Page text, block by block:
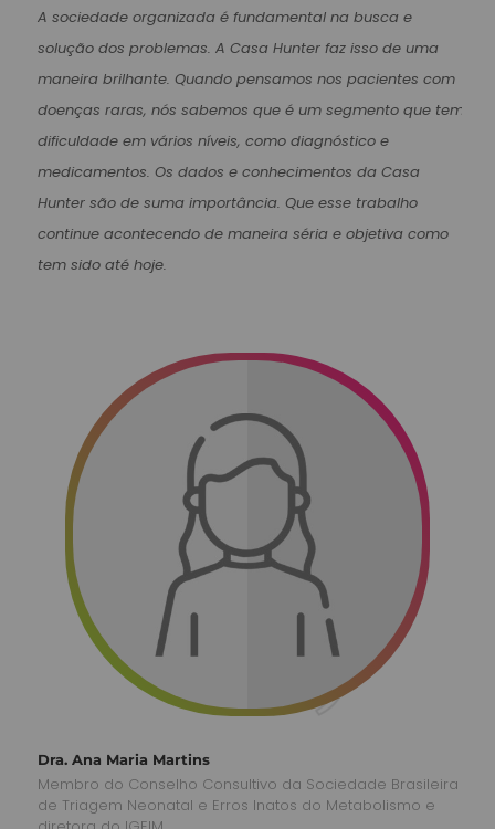
A sociedade organizada é fundamental na busca e
solução dos problemas. A Casa Hunter faz isso de uma
maneira brilhante. Quando pensamos nos pacientes com
doenças raras, nós sabemos que é um segmento que tem
dificuldade em vários níveis, como diagnóstico e
medicamentos. Os dados e conhecimentos da Casa
Hunter são de suma importância. Que esse trabalho
continue acontecendo de maneira séria e objetiva como
tem sido até hoje.
Dra. Ana Maria Martins
Membro do Conselho Consultivo da Sociedade Brasileira
de Triagem Neonatal e Erros Inatos do Metabolismo e